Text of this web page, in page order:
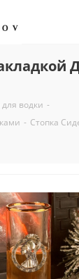
водки -
- Стопка